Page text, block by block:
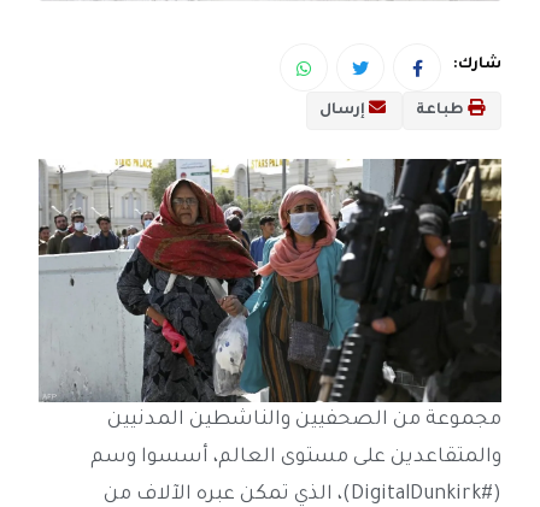
شارك:
طباعة إرسال
مجموعة من الصحفيين والناشطين المدنيين
والمتقاعدين على مستوى العالم، أسسوا وسم
(#DigitalDunkirk)، الذي تمكن عبره الآلاف من